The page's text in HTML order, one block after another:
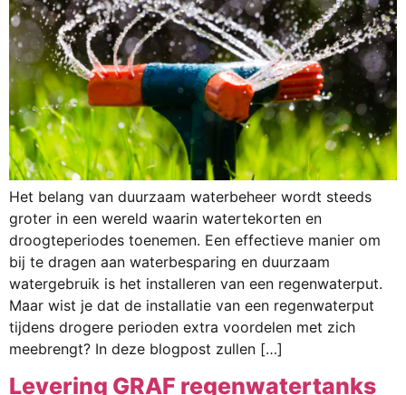
Het belang van duurzaam waterbeheer wordt steeds
groter in een wereld waarin watertekorten en
droogteperiodes toenemen. Een effectieve manier om
bij te dragen aan waterbesparing en duurzaam
watergebruik is het installeren van een regenwaterput.
Maar wist je dat de installatie van een regenwaterput
tijdens drogere perioden extra voordelen met zich
meebrengt? In deze blogpost zullen […]
Levering GRAF regenwatertanks